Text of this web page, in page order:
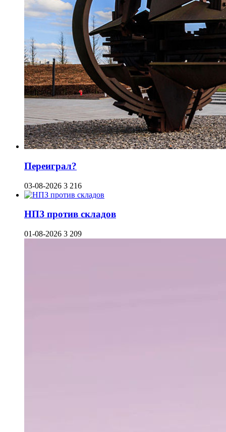
Переиграл?
03-08-2026 3 216
НПЗ против складов
01-08-2026 3 209